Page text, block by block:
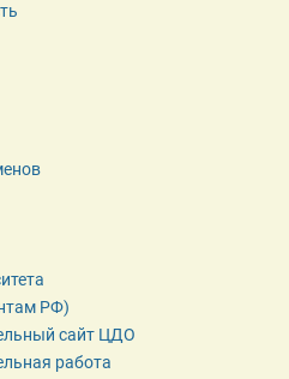
РФ)
сайт ЦДО
работа